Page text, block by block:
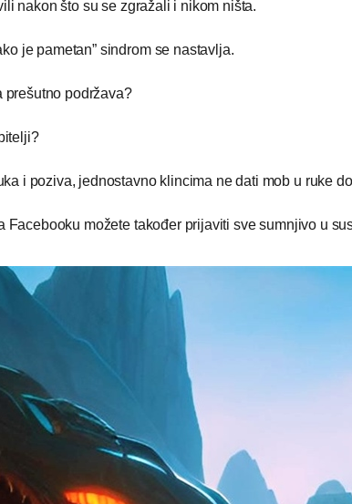
nakon što su se zgražali i nikom ništa.
je pametan” sindrom se nastavlja.
prešutno podržava?
i poziva, jednostavno klincima ne dati mob u ruke
Facebooku možete također prijaviti sve sumnjivo u